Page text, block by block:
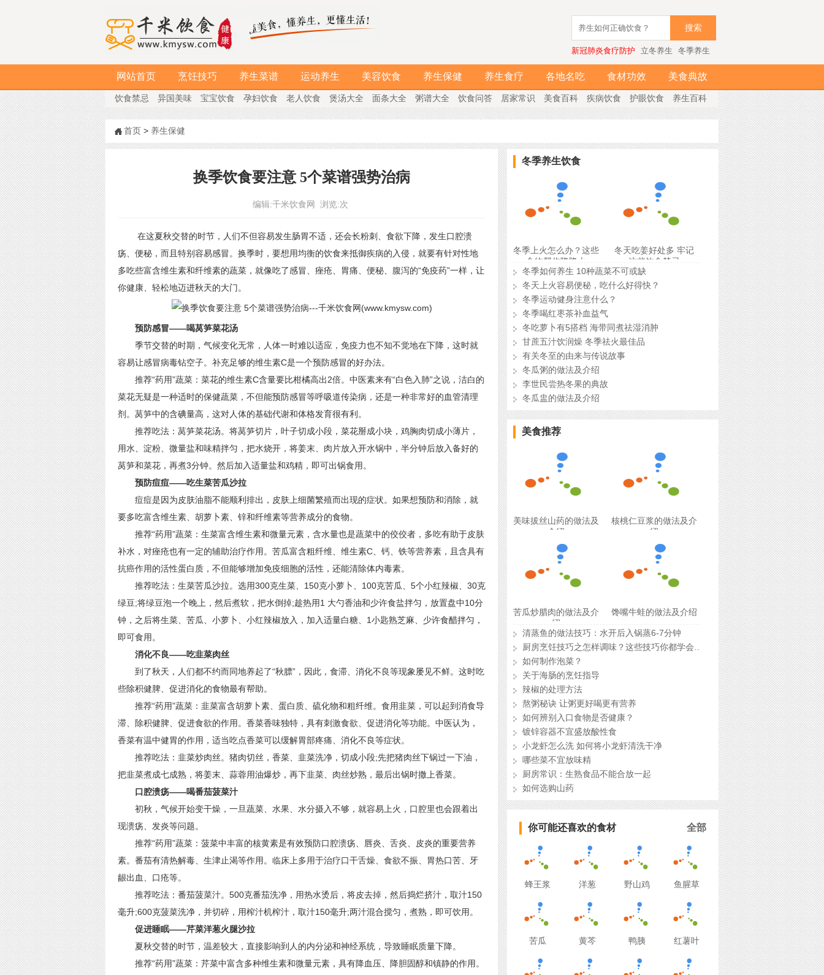
搜索
新冠肺炎食疗防护 立冬养生 冬季养生
网站首页 烹饪技巧 养生菜谱 运动养生 美容饮食 养生保健 养生食疗 各地名吃 食材功效 美食典故
饮食禁忌 异国美味 宝宝饮食 孕妇饮食 老人饮食 煲汤大全 面条大全 粥谱大全 饮食问答 居家常识 美食百科 疾病饮食 护眼饮食 养生百科
首页 > 养生保健
换季饮食要注意 5个菜谱强势治病
编辑:千米饮食网 浏览:次
在这夏秋交替的时节，人们不但容易发生肠胃不适，还会长粉刺、食欲下降，发生口腔溃
疡、便秘，而且特别容易感冒。换季时，要想用均衡的饮食来抵御疾病的入侵，就要有针对性地
多吃些富含维生素和纤维素的蔬菜，就像吃了感冒、痤疮、胃痛、便秘、腹泻的“免疫药”一样，让
你健康、轻松地迈进秋天的大门。
预防感冒——喝莴笋菜花汤
季节交替的时期，气候变化无常，人体一时难以适应，免疫力也不知不觉地在下降，这时就
容易让感冒病毒钻空子。补充足够的维生素C是一个预防感冒的好办法。
推荐“药用”蔬菜：菜花的维生素C含量要比柑橘高出2倍。中医素来有“白色入肺”之说，洁白的
菜花无疑是一种适时的保健蔬菜，不但能预防感冒等呼吸道传染病，还是一种非常好的血管清理
剂。莴笋中的含碘量高，这对人体的基础代谢和体格发育很有利。
推荐吃法：莴笋菜花汤。将莴笋切片，叶子切成小段，菜花掰成小块，鸡胸肉切成小薄片，
用水、淀粉、微量盐和味精拌匀，把水烧开，将姜末、肉片放入开水锅中，半分钟后放入备好的
莴笋和菜花，再煮3分钟。然后加入适量盐和鸡精，即可出锅食用。
预防痘痘——吃生菜苦瓜沙拉
痘痘是因为皮肤油脂不能顺利排出，皮肤上细菌繁殖而出现的症状。如果想预防和消除，就
要多吃富含维生素、胡萝卜素、锌和纤维素等营养成分的食物。
推荐“药用”蔬菜：生菜富含维生素和微量元素，含水量也是蔬菜中的佼佼者，多吃有助于皮肤
补水，对痤疮也有一定的辅助治疗作用。苦瓜富含粗纤维、维生素C、钙、铁等营养素，且含具有
抗癌作用的活性蛋白质，不但能够增加免疫细胞的活性，还能清除体内毒素。
推荐吃法：生菜苦瓜沙拉。选用300克生菜、150克小萝卜、100克苦瓜、5个小红辣椒、30克
绿豆;将绿豆泡一个晚上，然后煮软，把水倒掉;趁热用1 大勺香油和少许食盐拌匀，放置盘中10分
钟，之后将生菜、苦瓜、小萝卜、小红辣椒放入，加入适量白糖、1小匙熟芝麻、少许食醋拌匀，
即可食用。
消化不良——吃韭菜肉丝
到了秋天，人们都不约而同地养起了“秋膘”，因此，食滞、消化不良等现象屡见不鲜。这时吃
些除积健脾、促进消化的食物最有帮助。
推荐“药用”蔬菜：韭菜富含胡萝卜素、蛋白质、硫化物和粗纤维。食用韭菜，可以起到消食导
滞、除积健脾、促进食欲的作用。香菜香味独特，具有刺激食欲、促进消化等功能。中医认为，
香菜有温中健胃的作用，适当吃点香菜可以缓解胃部疼痛、消化不良等症状。
推荐吃法：韭菜炒肉丝。猪肉切丝，香菜、韭菜洗净，切成小段;先把猪肉丝下锅过一下油，
把韭菜煮成七成熟，将姜末、蒜蓉用油爆炒，再下韭菜、肉丝炒熟，最后出锅时撒上香菜。
口腔溃疡——喝番茄菠菜汁
初秋，气候开始变干燥，一旦蔬菜、水果、水分摄入不够，就容易上火，口腔里也会跟着出
现溃疡、发炎等问题。
推荐“药用”蔬菜：菠菜中丰富的核黄素是有效预防口腔溃疡、唇炎、舌炎、皮炎的重要营养
素。番茄有清热解毒、生津止渴等作用。临床上多用于治疗口干舌燥、食欲不振、胃热口苦、牙
龈出血、口疮等。
推荐吃法：番茄菠菜汁。500克番茄洗净，用热水烫后，将皮去掉，然后捣烂挤汁，取汁150
毫升;600克菠菜洗净，并切碎，用榨汁机榨汁，取汁150毫升;两汁混合搅匀，煮熟，即可饮用。
促进睡眠——芹菜洋葱火腿沙拉
夏秋交替的时节，温差较大，直接影响到人的内分泌和神经系统，导致睡眠质量下降。
推荐“药用”蔬菜：芹菜中富含多种维生素和微量元素，具有降血压、降胆固醇和镇静的作用。
冬季养生饮食
冬季上火怎么办？这些
食物帮你降降火
冬天吃姜好处多 牢记
这些饮食禁忌
冬季如何养生 10种蔬菜不可或缺
冬天上火容易便秘，吃什么好得快？
冬季运动健身注意什么？
冬季喝红枣茶补血益气
冬吃萝卜有5搭档 海带同煮祛湿消肿
甘蔗五汁饮润燥 冬季祛火最佳品
有关冬至的由来与传说故事
冬瓜粥的做法及介绍
李世民尝热冬果的典故
冬瓜盅的做法及介绍
美食推荐
美味拔丝山药的做法及
介绍
核桃仁豆浆的做法及介
绍
苦瓜炒腊肉的做法及介
绍
馋嘴牛蛙的做法及介绍
清蒸鱼的做法技巧：水开后入锅蒸6-7分钟
如何制作泡菜？
关于海肠的烹饪指导
辣椒的处理方法
熬粥秘诀 让粥更好喝更有营养
如何辨别入口食物是否健康？
镀锌容器不宜盛放酸性食
小龙虾怎么洗 如何将小龙虾清洗干净
哪些菜不宜放味精
厨房常识：生熟食品不能合放一起
如何选购山药
全部
你可能还喜欢的食材
蜂王浆 洋葱 野山鸡 鱼腥草
苦瓜 黄芩 鸭胰 红薯叶